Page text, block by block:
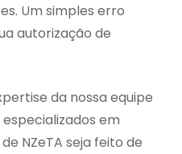
Um simples erro
autorização de
da nossa equipe
em
NZeTA seja feito de